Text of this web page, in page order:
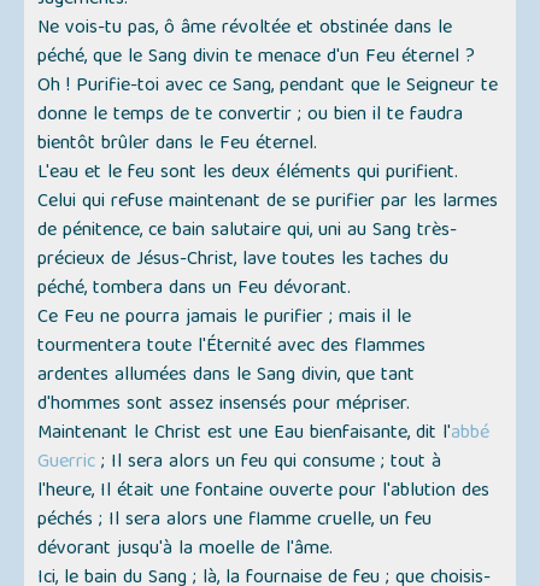
Ne vois-tu pas, ô âme révoltée et obstinée dans le
péché, que le Sang divin te menace d'un Feu éternel ?
Oh ! Purifie-toi avec ce Sang, pendant que le Seigneur te
donne le temps de te convertir ; ou bien il te faudra
bientôt brûler dans le Feu éternel.
L'eau et le feu sont les deux éléments qui purifient.
Celui qui refuse maintenant de se purifier par les larmes
de pénitence, ce bain salutaire qui, uni au Sang très-
précieux de Jésus-Christ, lave toutes les taches du
péché, tombera dans un Feu dévorant.
Ce Feu ne pourra jamais le purifier ; mais il le
tourmentera toute l'Éternité avec des flammes
ardentes allumées dans le Sang divin, que tant
d'hommes sont assez insensés pour mépriser.
Maintenant le Christ est une Eau bienfaisante, dit l'abbé
Guerric; Il sera alors un feu qui consume ; tout à
l'heure, Il était une fontaine ouverte pour l'ablution des
péchés ; Il sera alors une flamme cruelle, un feu
dévorant jusqu'à la moelle de l'âme.